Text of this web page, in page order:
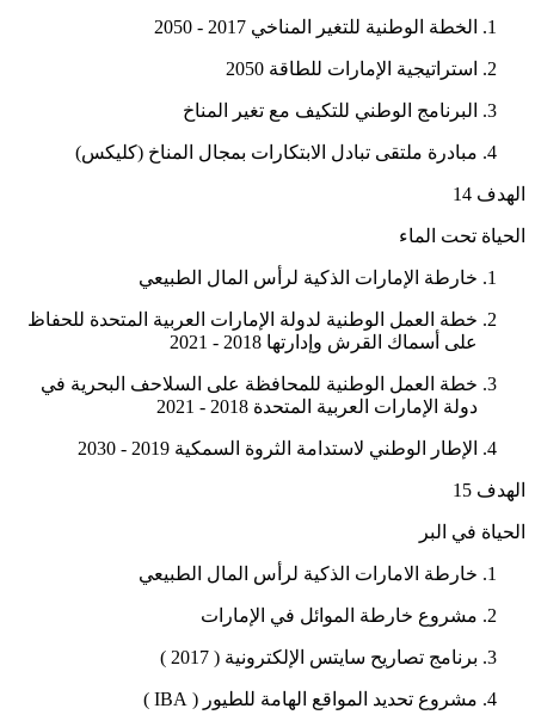
الخطة الوطنية للتغير المناخي 2017 - 2050
استراتيجية الإمارات للطاقة 2050
البرنامج الوطني للتكيف مع تغير المناخ
مبادرة ملتقى تبادل الابتكارات بمجال المناخ (كليكس)
الهدف 14
الحياة تحت الماء
خارطة الإمارات الذكية لرأس المال الطبيعي
خطة العمل الوطنية لدولة الإمارات العربية المتحدة للحفاظ
على أسماك القرش وإدارتها 2018 - 2021
خطة العمل الوطنية للمحافظة على السلاحف البحرية في
دولة الإمارات العربية المتحدة 2018 - 2021
الإطار الوطني لاستدامة الثروة السمكية 2019 - 2030
الهدف 15
الحياة في البر
خارطة الامارات الذكية لرأس المال الطبيعي
مشروع خارطة الموائل في الإمارات
برنامج تصاريح سايتس الإلكترونية ( 2017 )
مشروع تحديد المواقع الهامة للطيور ( IBA )